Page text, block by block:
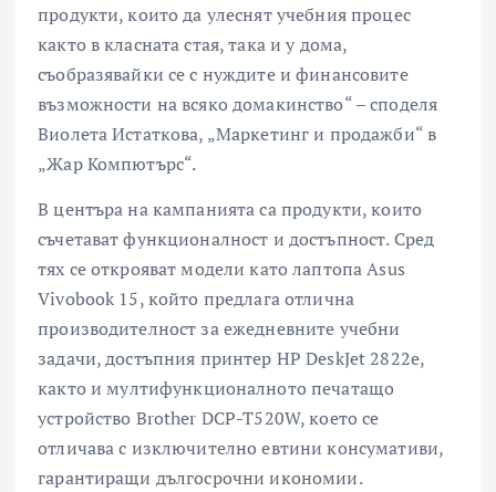
продукти, които да улеснят учебния процес
както в класната стая, така и у дома,
съобразявайки се с нуждите и финансовите
възможности на всяко домакинство“ – споделя
Виолета Истаткова, „Маркетинг и продажби“ в
„Жар Компютърс“.
В центъра на кампанията са продукти, които
съчетават функционалност и достъпност. Сред
тях се открояват модели като лаптопа Asus
Vivobook 15, който предлага отлична
производителност за ежедневните учебни
задачи, достъпния принтер HP DeskJet 2822e,
кактои мултифункционалното печатащо
устройство Brother DCP-T520W, което се
отличава с изключително евтини консумативи,
гарантиращи дългосрочни икономии.